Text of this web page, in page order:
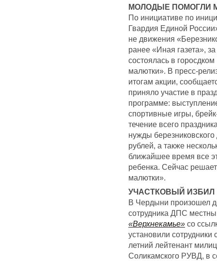
МОЛОДЫЕ ПОМОГЛИ
По инициативе по
Гвардия Единой
не движения
ранее «Иная газета»,
состоялась в
малютки». В пресс-
итогам акции,
приняло участие в
программе:
спортивные игры,
течение всего
нужды
рублей, а также
ближайшее время все
ребенка. Сейчас
малютки».
УЧАСТКОВЫЙ
В Чердыни произошел
сотрудника ДПС
«Верхнекамье» со
установили
летний лейтенант
Соликамского РУВД, в